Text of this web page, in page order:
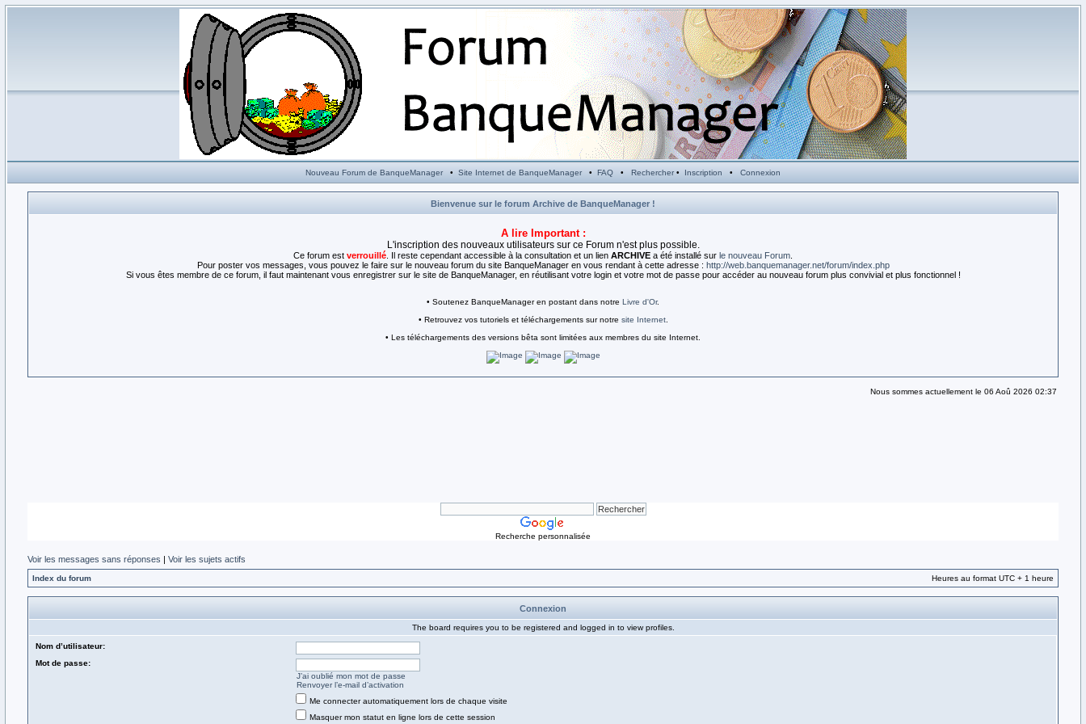
Nouveau Forum de BanqueManager• Site Internet de BanqueManager• FAQ • Rechercher• Inscription • Connexion
Bienvenue sur le forum Archive de BanqueManager !
A lire Important :
L'inscription des nouveaux utilisateurs sur ce Forum n'est plus possible.
Ce forum est verrouillé . Il reste cependant accessible à la consultation et un lien ARCHIVE a été installé sur le nouveau Forum
Pour poster vos messages, vous pouvez le faire sur le nouveau forum du site BanqueManager en vous rendant à cette adresse : http://web.banquemanager.net/forum/index.php
Si vous êtes membre de ce forum, il faut maintenant vous enregistrer sur le site de BanqueManager, en réutilisant votre login et votre mot de passe pour accéder au nouveau forum plus convivial et plus fonctionnel !
• Soutenez BanqueManager en postant dans notre Livre d'Or.
• Retrouvez vos tutoriels et téléchargements sur notre site Internet.
• Les téléchargements des versions bêta sont limitées aux membres du site Internet.
Nous sommes actuellement le 06 Aoû 2026 02:37
Recherche personnalisée
Voir les messages sans réponses | Voir les sujets actifs
Index du forum Heures au format UTC + 1 heure
Connexion
The board requires you to be registered and logged in to view profiles.
Nom d’utilisateur:
Mot de passe:
J’ai oublié mon mot de passe
Renvoyer l’e-mail d’activation
Me connecter automatiquement lors de chaque visite
Masquer mon statut en ligne lors de cette session